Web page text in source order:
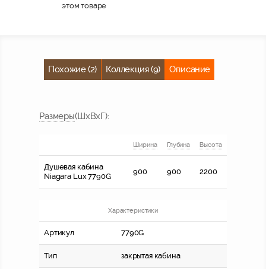
этом товаре
Похожие (2) Коллекция (9) Описание
Размеры(ШхВхГ):
Ширина Глубина Высота
Душевая кабина
Niagara Lux 7790G
900 900 2200
Характеристики
Артикул 7790G
Тип закрытая кабина